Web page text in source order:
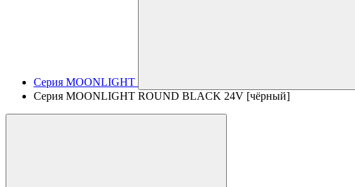
Серия MOONLIGHT
Серия MOONLIGHT ROUND BLACK 24V [чёрный]